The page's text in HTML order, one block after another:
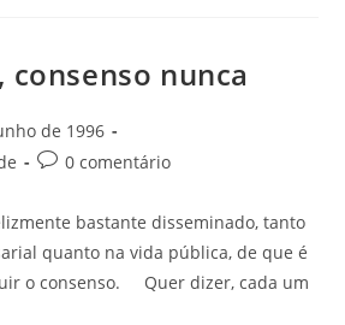
consenso nunca
de 1996
0 comentário
bastante disseminado, tanto
quanto na vida pública, de que é
o consenso. Quer dizer, cada um